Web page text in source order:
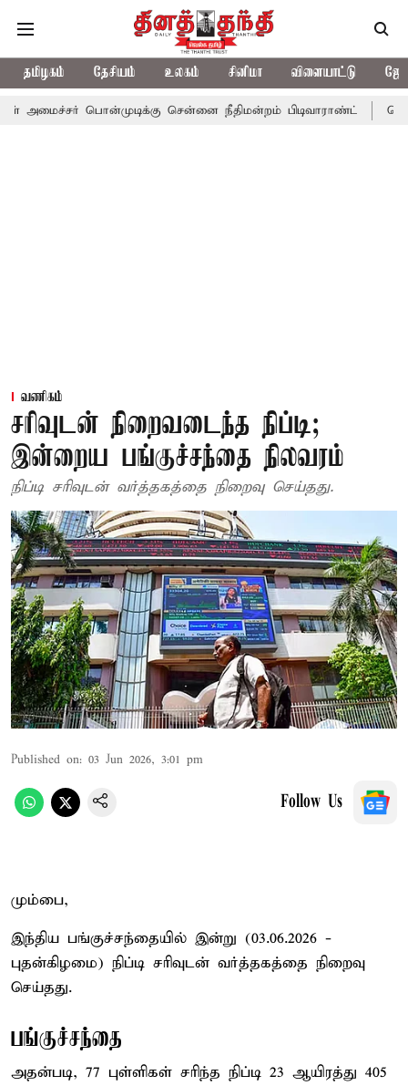
தமிழகம் தேசியம் உலகம் சினிமா விளையாட்டு
சென்னை நீதிமன்றம் பிடிவாராண்ட் தொலைநோக்கு
வணிகம்
சரிவுடன் நிறைவடைந்த நிப்டி;
இன்றைய பங்குச்சந்தை நிலவரம்
நிப்டி சரிவுடன் வர்த்தகத்தை நிறைவு செய்தது.
Published on: 03 Jun 2026, 3:01 pm
Follow Us
மும்பை,
இந்திய பங்குச்சந்தையில் இன்று (03.06.2026 -
புதன்கிழமை) நிப்டி சரிவுடன் வர்த்தகத்தை நிறைவு
செய்தது.
பங்குச்சந்தை
அதன்படி, 77 புள்ளிகள் சரிந்த நிப்டி 23 ஆயிரத்து 405